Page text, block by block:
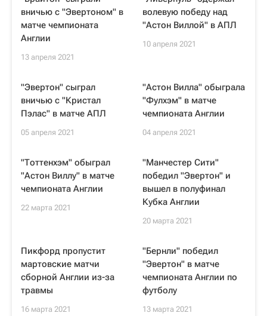
вничью с "Эвертоном" в
матче чемпионата
Англии
13 апреля 2021
волевую победу над
"Астон Виллой" в АПЛ
10 апреля 2021
"Эвертон" сыграл
вничью с "Кристал
Пэлас" в матче АПЛ
05 апреля 2021
"Астон Вилла" обыграла
"Фулхэм" в матче
чемпионата Англии
04 апреля 2021
"Тоттенхэм" обыграл
"Астон Виллу" в матче
чемпионата Англии
22 марта 2021
"Манчестер Сити"
победил "Эвертон" и
вышел в полуфинал
Кубка Англии
20 марта 2021
Пикфорд пропустит
мартовские матчи
сборной Англии из-за
травмы
16 марта 2021
"Бернли" победил
"Эвертон" в матче
чемпионата Англии по
футболу
13 марта 2021